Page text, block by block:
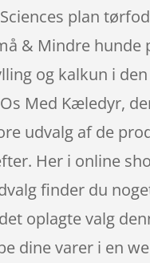
plan
& Mindre hunde
og kalkun i
Med Kæledyr,
udvalg af de
Her i online
finder du
oplagte valg
dine varer i en